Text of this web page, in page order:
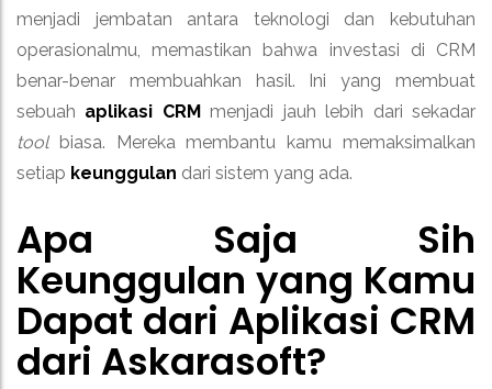
menjadi jembatan antara teknologi dan kebutuhan
operasionalmu, memastikan bahwa investasi di CRM
benar-benar membuahkan hasil. Ini yang membuat
sebuah aplikasi CRMmenjadi jauh lebih dari sekadar
toolbiasa. Mereka membantu kamu memaksimalkan
setiap keunggulan dari sistem yang ada.
Apa Saja Sih
Keunggulan yang Kamu
Dapat dari Aplikasi CRM
dari Askarasoft?